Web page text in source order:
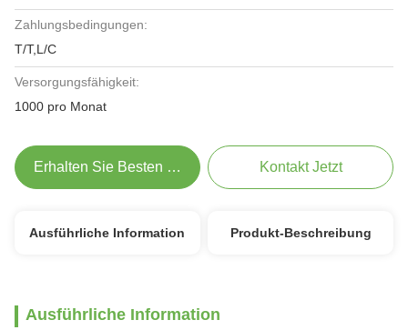
Zahlungsbedingungen:
T/T,L/C
Versorgungsfähigkeit:
1000 pro Monat
Erhalten Sie Besten Preis Kontakt Jetzt
Ausführliche Information Produkt-Beschreibung
Ausführliche Information